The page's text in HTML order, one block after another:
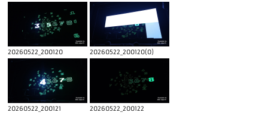
20260522_200120 20260522_200120(0)
20260522_200121 20260522_200122